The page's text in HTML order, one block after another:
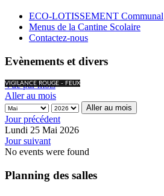
ECO-LOTISSEMENT Communal
Menus de la Cantine Scolaire
Contactez-nous
Evènements et divers
VIGILANCE ROUGE - FEUX
Vue par mois
Aller au mois
Aller au mois
Jour précédent
Lundi 25 Mai 2026
Jour suivant
No events were found
Planning des salles